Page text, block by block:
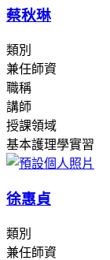
蔡秋琳
類別
兼任師資
職稱
講師
授課領域
基本護理學實習
徐惠貞
類別
兼任師資